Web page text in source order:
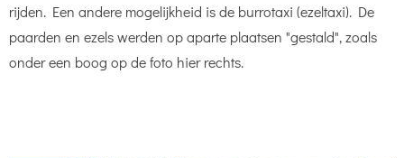
rijden. Een andere mogelijkheid is de burrotaxi (ezeltaxi). De
paarden en ezels werden op aparte plaatsen "gestald", zoals
onder een boog op de foto hier rechts.